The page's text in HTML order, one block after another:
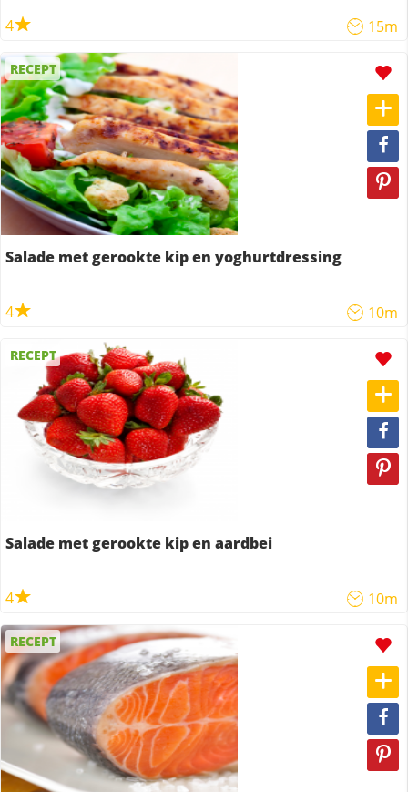
4 15m
RECEPT
Salade met gerookte kip en yoghurtdressing
4 10m
RECEPT
Salade met gerookte kip en aardbei
4 10m
RECEPT